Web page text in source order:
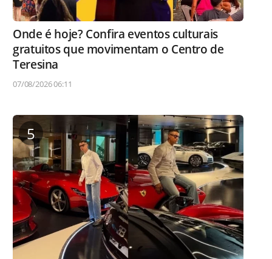
Onde é hoje? Confira eventos culturais
gratuitos que movimentam o Centro de
Teresina
07/08/2026 06:11
5